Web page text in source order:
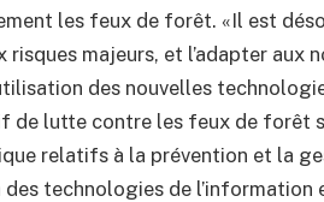
les feux de forêt. «Il est
risques majeurs, et l’adapter aux
des nouvelles
de lutte contre les feux de forêt
relatifs à la prévention et la
des technologies de